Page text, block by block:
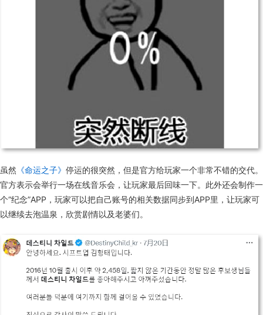
虽然 《命运之子》 停运的很突然，但是官方给玩家一个非常不错的交代。
官方表示会举行一场在线音乐会，让玩家最后回味一下。此外还会制作一
个“纪念”APP，玩家可以把自己账号的相关数据同步到APP里，让玩家可
以继续去泡温泉，欣赏剧情以及老婆们。